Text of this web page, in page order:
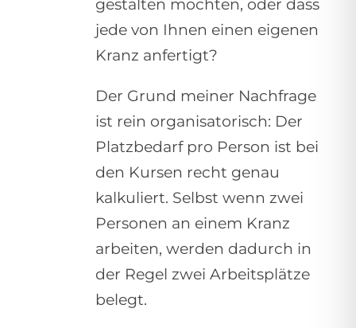
gestalten möchten, oder dass
jede von Ihnen einen eigenen
Kranz anfertigt?
Der Grund meiner Nachfrage
ist rein organisatorisch: Der
Platzbedarf pro Person ist bei
den Kursen recht genau
kalkuliert. Selbst wenn zwei
Personen an einem Kranz
arbeiten, werden dadurch in
der Regel zwei Arbeitsplätze
belegt.